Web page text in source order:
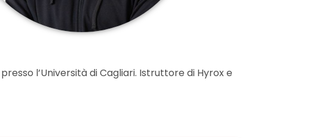
l’Università di Cagliari. Istruttore di Hyrox e